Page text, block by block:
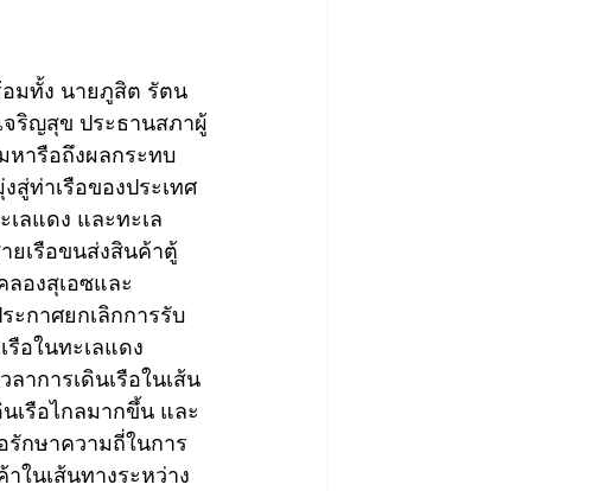
มทั้ง นายภูสิต รัตน
จริญสุข ประธานสภาผู้
หารือถึงผลกระทบ
ท่าเรือของประเทศ
ลแดง และทะเล
ยเรือขนส่งสินค้าตู้
ลองสุเอซและ
กาศยกเลิกการรับ
อในทะเลแดง
าการเดินเรือในเส้น
นเรือไกลมากขึ้น และ
รักษาความถี่ในการ
ในเส้นทางระหว่าง